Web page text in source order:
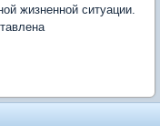
жизненной ситуации.